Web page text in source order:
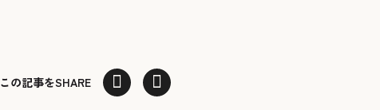
この記事をSHARE